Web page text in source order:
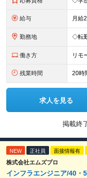
給与
勤務地
働き方 リモ
残業時間 20時
求人を見る
掲載終
NEW 正社員 面接情報有
株式会社エムズプロ
インフラエンジニア/40・